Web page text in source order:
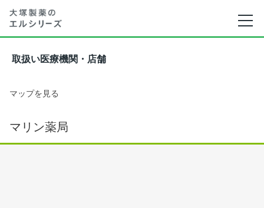
取扱い医療機関・店舗
マップを見る
マリン薬局